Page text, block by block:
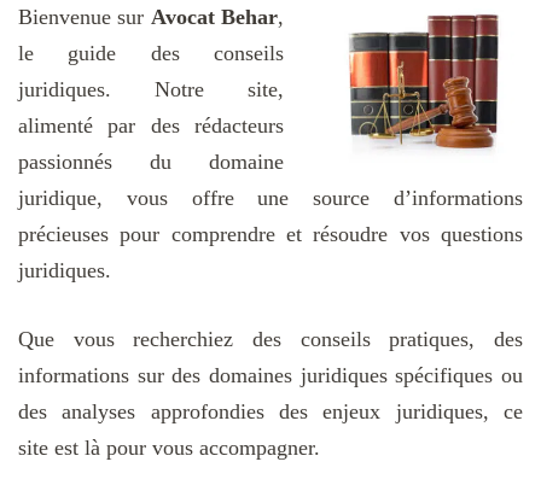
Bienvenue sur Avocat Behar,
le guide des conseils
juridiques. Notre site,
alimenté par des rédacteurs
passionnés du domaine
juridique, vous offre une source d’informations
précieuses pour comprendre et résoudre vos questions
juridiques.
Que vous recherchiez des conseils pratiques, des
informations sur des domaines juridiques spécifiques ou
des analyses approfondies des enjeux juridiques, ce
site est là pour vous accompagner.